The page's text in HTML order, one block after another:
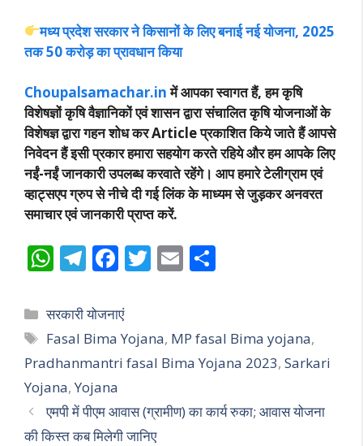
मध्य प्रदेश सरकार ने किसानों के लिए बनाई नई योजना, 2025
तक 50 करोड़ का प्रावधान किया
Choupalsamachar.inमें आपका स्वागत हैं, हम कृषि
विशेषज्ञों कृषि वैज्ञानिकों एवं शासन द्वारा संचालित कृषि योजनाओं के
विशेषज्ञ द्वारा गहन शोध कर Article प्रकाशित किये जाते हैं आपसे
निवेदन हैं इसी प्रकार हमारा सहयोग करते रहिये और हम आपके लिए
नईं-नईं जानकारी उपलब्ध करवाते रहेंगे। आप हमारे टेलीग्राम एवं
व्हाट्सएप ग्रुप से नीचे दी गई लिंक के माध्यम से जुड़कर अनवरत
समाचार एवं जानकारी प्राप्त करें.
W
h
at
s
A
p
p
T
el
e
gr
a
m
F
ac
e
b
o
k
T
w
er
E
m
l e
Categories
सरकारी योजनाएं
Tags
Fasal Bima Yojana, MP fasal Bima yojana,
Pradhanmantri fasal Bima Yojana 2023, Sarkari
Yojana, Yojana
एमपी में पीएम आवास (ग्रामीण) का कार्य रुका; आवास योजना
की किस्त कब मिलेगी जानिए